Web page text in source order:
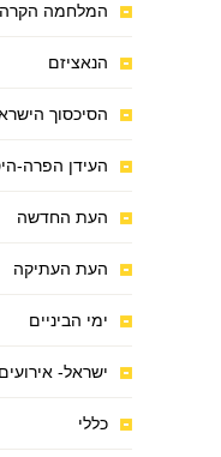
המלחמה הקרה
הנאציזם
הסיכסוך
העידן הפרה-
העת החדשה
העת העתיקה
ימי הביניים
ישראל-
כללי